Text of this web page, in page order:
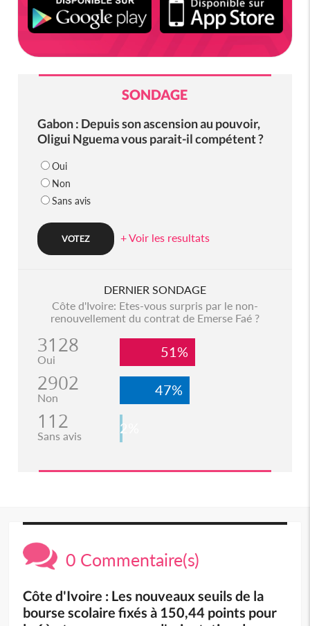
SONDAGE
Gabon : Depuis son ascension au pouvoir,
Oligui Nguema vous parait-il compétent ?
Oui
Non
Sans avis
+ Voir les resultats
DERNIER SONDAGE
Côte d'Ivoire: Etes-vous surpris par le non-
renouvellement du contrat de Emerse Faé ?
3128
Oui 51%
2902
Non 47%
112
Sans avis 2%
0 Commentaire(s)
Côte d'Ivoire : Les nouveaux seuils de la
bourse scolaire fixés à 150,44 points pour